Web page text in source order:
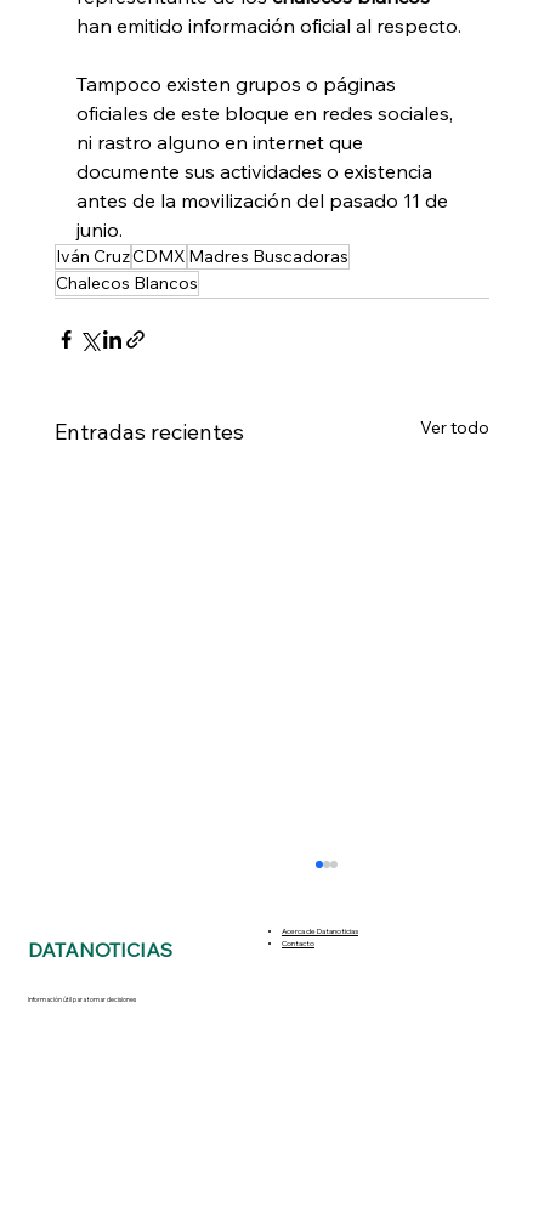
han emitido información oficial al respecto.
Tampoco existen grupos o páginas
oficiales de este bloque en redes sociales,
ni rastro alguno en internet que
documente sus actividades o existencia
antes de la movilización del pasado 11 de
junio.
Iván CruzCDMX Madres Buscadoras
Chalecos Blancos
Entradas recientes Ver todo
DATANOTICIAS
Información útil para tomar decisiones
Acerca de Datanoticias
Contacto